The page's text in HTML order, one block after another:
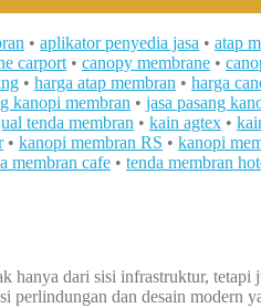
• aplikator penyedia jasa • atap
carport • canopy membrane •
• harga atap membran • harga
kanopi membran • jasa pasang
tenda membran • kain agtex •
• kanopi membran RS • kanopi
membran cafe • tenda membran
hanya dari sisi infrastruktur,
dan desain modern